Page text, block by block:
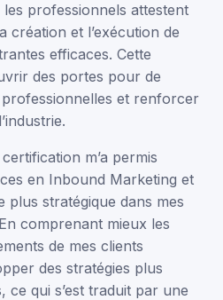
professionnels attestent
création et l’exécution de
efficaces. Cette
des portes pour de
et renforcer
m’a permis
en Inbound Marketing et
plus stratégique dans mes
comprenant mieux les
de mes clients
des stratégies plus
ce qui s’est traduit par une